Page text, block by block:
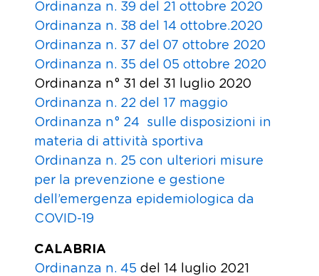
Ordinanza n. 39 del 21 ottobre 2020
Ordinanza n. 38 del 14 ottobre.2020
Ordinanza n. 37 del 07 ottobre 2020
Ordinanza n. 35 del 05 ottobre 2020
Ordinanza n° 31 del 31 luglio 2020
Ordinanza n. 22 del 17 maggio
Ordinanza n° 24 sulle disposizioni in
materia di attività sportiva
Ordinanza n. 25 con ulteriori misure
per la prevenzione e gestione
dell’emergenza epidemiologica da
COVID-19
CALABRIA
Ordinanza n. 45 del 14 luglio 2021